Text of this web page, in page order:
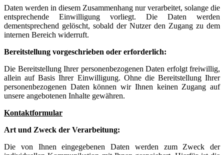
Daten werden in diesem Zusammenhang nur verarbeitet, solange die
entsprechende Einwilligung vorliegt. Die Daten werden
dementsprechend gelöscht, sobald der Nutzer den Zugang zu dem
internen Bereich widerruft.
Bereitstellung vorgeschrieben oder erforderlich:
Die Bereitstellung Ihrer personenbezogenen Daten erfolgt freiwillig,
allein auf Basis Ihrer Einwilligung. Ohne die Bereitstellung Ihrer
personenbezogenen Daten können wir Ihnen keinen Zugang auf
unsere angebotenen Inhalte gewähren.
Kontaktformular
Art und Zweck der Verarbeitung:
Die von Ihnen eingegebenen Daten werden zum Zweck der